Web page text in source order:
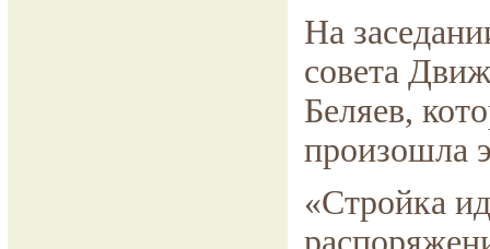
На
совета
Беляев,
произошла
«Стройка